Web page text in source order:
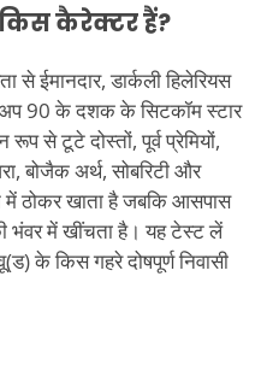
कैरेक्टर हैं?
ईमानदार, डार्कली हिलेरियस
अप 90 के दशक के सिटकॉम स्टार
से टूटे दोस्तों, पूर्व प्रेमियों,
बोजैक अर्थ, सोबरिटी और
में ठोकर खाता है जबकि आसपास
भंवर में खींचता है। यह टेस्ट लें
के किस गहरे दोषपूर्ण निवासी